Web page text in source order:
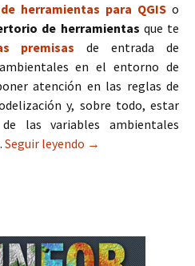
herramientas para QGIS o
de herramientas que te
premisas
de entrada de
en el entorno de
atención en las reglas de
y, sobre todo, estar
las variables ambientales
Seguir leyendo Estandarización
→